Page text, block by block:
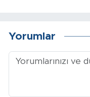
Yorumlar